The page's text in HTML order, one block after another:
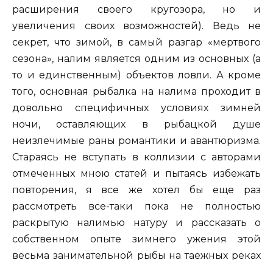
расширения своего кругозора, но и
увеличения своих возможностей). Ведь не
секрет, что зимой, в самый разгар «мертвого
сезона», налим является одним из основных (а
то и единственным) объектов ловли. А кроме
того, основная рыбалка на налима проходит в
довольно специфичных условиях зимней
ночи, оставляющих в рыбацкой душе
неизлечимые раны романтики и авантюризма.
Стараясь не вступать в коллизии с авторами
отмеченных мною статей и пытаясь избежать
повторения, я все же хотел бы еще раз
рассмотреть все-таки пока не полностью
раскрытую налимью натуру и рассказать о
собственном опыте зимнего ужения этой
весьма занимательной рыбы на таежных реках